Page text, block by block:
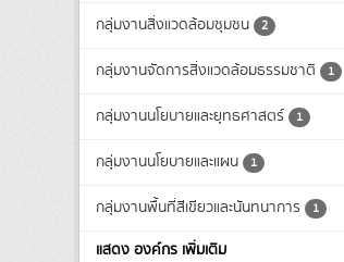
กลุ่มงานสิ่งแวดล้อมชุมชน 2
กลุ่มงานจัดการสิ่งแวดล้อมธรรมชาติ 1
กลุ่มงานนโยบายและยุทธศาสตร์ 1
กลุ่มงานนโยบายและแผน 1
กลุ่มงานพื้นที่สีเขียวและนันทนาการ 1
แสดง องค์กร เพิ่มเติม